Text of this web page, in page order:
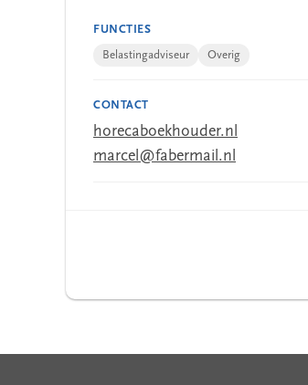
FUNCTIES
Belastingadviseur Overig
CONTACT
horecaboekhouder.nl
marcel@fabermail.nl